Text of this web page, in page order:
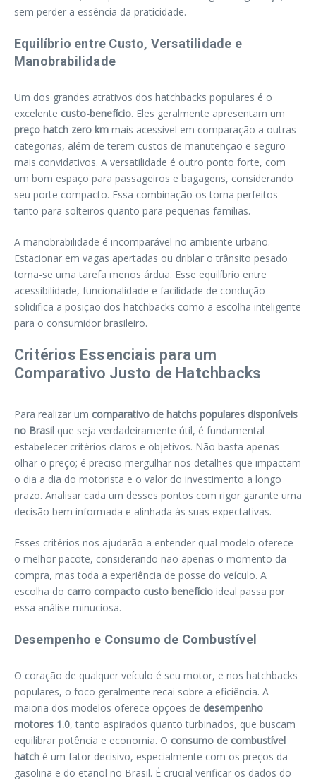
sem perder a essência da praticidade.
Equilíbrio entre Custo, Versatilidade e
Manobrabilidade
Um dos grandes atrativos dos hatchbacks populares é o
excelente custo-benefício. Eles geralmente apresentam um
preço hatch zero km mais acessível em comparação a outras
categorias, além de terem custos de manutenção e seguro
mais convidativos. A versatilidade é outro ponto forte, com
um bom espaço para passageiros e bagagens, considerando
seu porte compacto. Essa combinação os torna perfeitos
tanto para solteiros quanto para pequenas famílias.
A manobrabilidade é incomparável no ambiente urbano.
Estacionar em vagas apertadas ou driblar o trânsito pesado
torna-se uma tarefa menos árdua. Esse equilíbrio entre
acessibilidade, funcionalidade e facilidade de condução
solidifica a posição dos hatchbacks como a escolha inteligente
para o consumidor brasileiro.
Critérios Essenciais para um
Comparativo Justo de Hatchbacks
Para realizar um comparativo de hatchs populares disponíveis
no Brasil que seja verdadeiramente útil, é fundamental
estabelecer critérios claros e objetivos. Não basta apenas
olhar o preço; é preciso mergulhar nos detalhes que impactam
o dia a dia do motorista e o valor do investimento a longo
prazo. Analisar cada um desses pontos com rigor garante uma
decisão bem informada e alinhada às suas expectativas.
Esses critérios nos ajudarão a entender qual modelo oferece
o melhor pacote, considerando não apenas o momento da
compra, mas toda a experiência de posse do veículo. A
escolha do carro compacto custo benefício ideal passa por
essa análise minuciosa.
Desempenho e Consumo de Combustível
O coração de qualquer veículo é seu motor, e nos hatchbacks
populares, o foco geralmente recai sobre a eficiência. A
maioria dos modelos oferece opções de desempenho
motores 1.0, tanto aspirados quanto turbinados, que buscam
equilibrar potência e economia. O consumo de combustível
hatch é um fator decisivo, especialmente com os preços da
gasolina e do etanol no Brasil. É crucial verificar os dados do